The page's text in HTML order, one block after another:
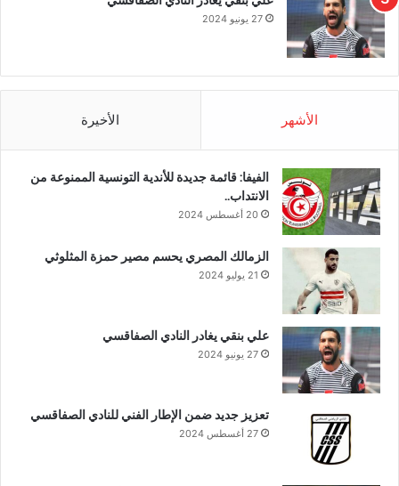
27 يونيو 2024
الأشهر الأخيرة
الفيفا: قائمة جديدة للأندية التونسية الممنوعة من
الانتداب..
20 أغسطس 2024
الزمالك المصري يحسم مصير حمزة المثلوثي
21 يوليو 2024
علي بنقي يغادر النادي الصفاقسي
27 يونيو 2024
تعزيز جديد ضمن الإطار الفني للنادي الصفاقسي
27 أغسطس 2024